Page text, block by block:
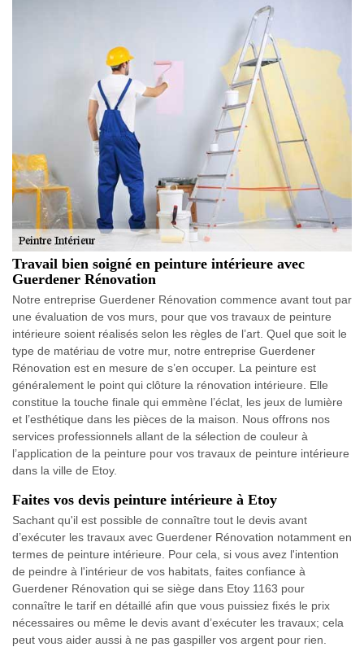
Travail bien soigné en peinture intérieure avec
Guerdener Rénovation
Notre entreprise Guerdener Rénovation commence avant tout par
une évaluation de vos murs, pour que vos travaux de peinture
intérieure soient réalisés selon les règles de l’art. Quel que soit le
type de matériau de votre mur, notre entreprise Guerdener
Rénovation est en mesure de s’en occuper. La peinture est
généralement le point qui clôture la rénovation intérieure. Elle
constitue la touche finale qui emmène l’éclat, les jeux de lumière
et l’esthétique dans les pièces de la maison. Nous offrons nos
services professionnels allant de la sélection de couleur à
l’application de la peinture pour vos travaux de peinture intérieure
dans la ville de Etoy.
Faites vos devis peinture intérieure à Etoy
Sachant qu'il est possible de connaître tout le devis avant
d’exécuter les travaux avec Guerdener Rénovation notamment en
termes de peinture intérieure. Pour cela, si vous avez l'intention
de peindre à l'intérieur de vos habitats, faites confiance à
Guerdener Rénovation qui se siège dans Etoy 1163 pour
connaître le tarif en détaillé afin que vous puissiez fixés le prix
nécessaires ou même le devis avant d’exécuter les travaux; cela
peut vous aider aussi à ne pas gaspiller vos argent pour rien.